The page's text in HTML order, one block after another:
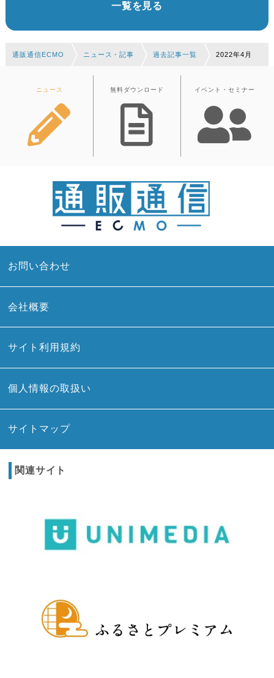
一覧を見る
通販通信ECMO ニュース・記事 過去記事一覧 2022年4月
ニュース 無料ダウンロード イベント・セミナー
お問い合わせ
会社概要
サイト利用規約
個人情報の取扱い
サイトマップ
関連サイト